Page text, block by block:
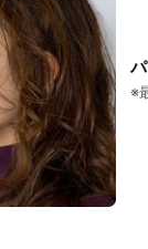
※